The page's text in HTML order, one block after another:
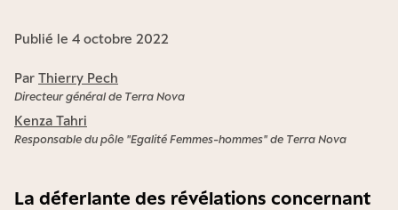
Publié le 4 octobre 2022
Par Thierry Pech
Directeur général de Terra Nova
Kenza Tahri
Responsable du pôle "Egalité Femmes-hommes" de Terra Nova
La déferlante des révélations concernant